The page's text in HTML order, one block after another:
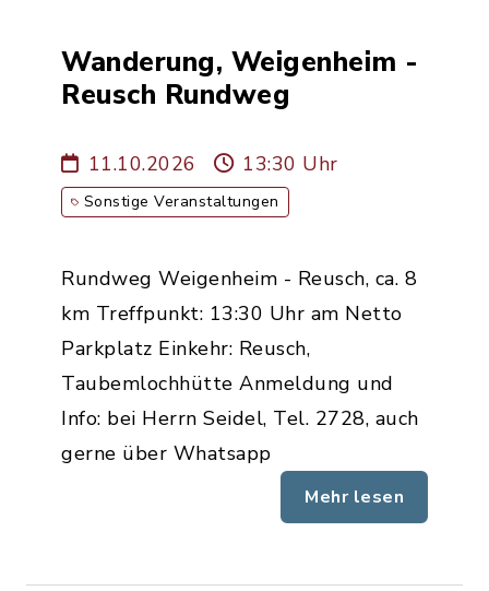
Wanderung, Weigenheim -
Reusch Rundweg
11.10.2026 13:30 Uhr
Sonstige Veranstaltungen
Rundweg Weigenheim - Reusch, ca. 8
km Treffpunkt: 13:30 Uhr am Netto
Parkplatz Einkehr: Reusch,
Taubemlochhütte Anmeldung und
Info: bei Herrn Seidel, Tel. 2728, auch
gerne über Whatsapp
Mehr lesen